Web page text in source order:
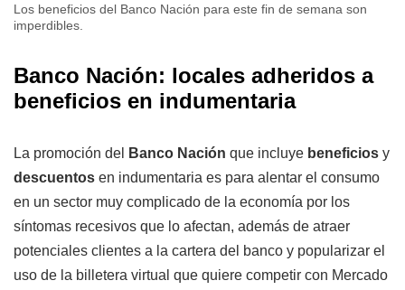
Los beneficios del Banco Nación para este fin de semana son
imperdibles.
Banco Nación: locales adheridos a
beneficios en indumentaria
La promoción del Banco Nación que incluye beneficios y
descuentos en indumentaria es para alentar el consumo
en un sector muy complicado de la economía por los
síntomas recesivos que lo afectan, además de atraer
potenciales clientes a la cartera del banco y popularizar el
uso de la billetera virtual que quiere competir con Mercado